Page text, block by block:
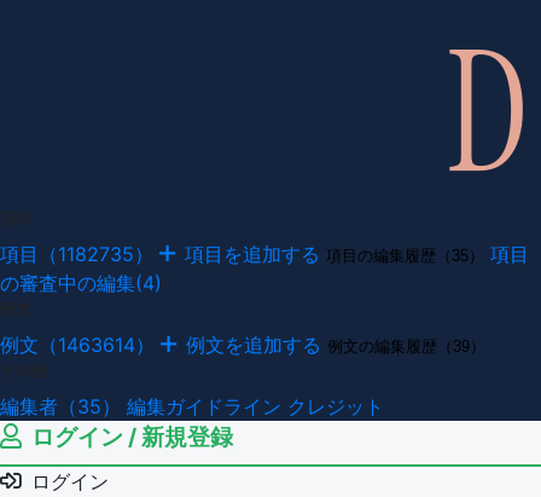
項目（1182735） 項目を追加する 項目の編集履歴（35）
項目
の審査中の編集(4)
例文（1463614） 例文を追加する 例文の編集履歴（39）
編集者（35） 編集ガイドライン クレジット
ログイン / 新規登録
ログイン